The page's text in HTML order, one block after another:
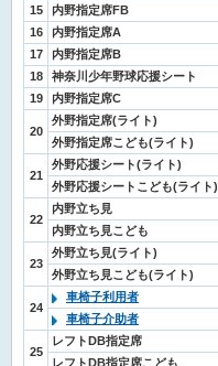
15
内野指定席FB
16
内野指定席A
17
内野指定席B
18
神奈川少年野球応援シート
19
内野指定席C
20
外野指定席(ライト)
外野指定席こども(ライト)
21
外野応援シート(ライト)
外野応援シートこども(ライト)
22
内野立ち見
内野立ち見こども
23
外野立ち見(ライト)
外野立ち見こども(ライト)
24
車椅子利用者
車椅子介助者
25
レフトDB指定席
レフトDB指定席こども